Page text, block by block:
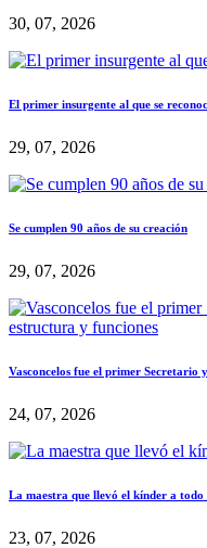
30, 07, 2026
El primer insurgente al que se
29, 07, 2026
Se cumplen 90 años de su creación
29, 07, 2026
Vasconcelos fue el primer Secretario
24, 07, 2026
La maestra que llevó el kínder a todo
23, 07, 2026